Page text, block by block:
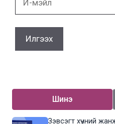
мэйл
Шинэ
Зэвсэгт хүчний